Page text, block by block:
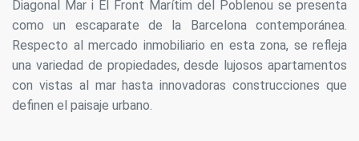
Diagonal Mar i El Front Marítim del Poblenou se presenta
como un escaparate de la Barcelona contemporánea.
Respecto al mercado inmobiliario en esta zona, se refleja
una variedad de propiedades, desde lujosos apartamentos
con vistas al mar hasta innovadoras construcciones que
definen el paisaje urbano.